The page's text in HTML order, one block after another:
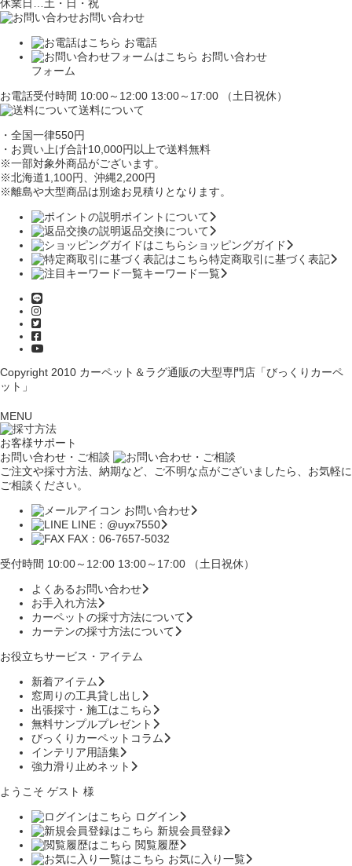
休業日…土・日・祝
お問い合わせ
お電話
お問い合わせ
フォーム
お電話受付時間 10:00～12:00 13:00～17:00 （土日祝休）
送料について
・全国一律550円
・お買い上げ合計10,000円 以上で送料無料
※一部対象外商品がございます。
※北海道1,100円
、沖縄2,200円
※離島や大型商品は別途お見積りとなります。
ポイントについて
返品交換について
ショッピングガイド
特定商取引に基づく表記
キーワード一覧
Copyright 2010 カーペット＆ラグ通販の大型専門店「びっくりカーペ
ット」
MENU
お客様サポート
お問い合わせ・ご相談
ご注文や採寸方法、納期など、ご不明な点がございましたら、お気軽に
ご相談ください。
お問い合わせ
LINE：@uyx7550
FAX：06-7657-5032
受付時間 10:00～12:00 13:00～17:00 （土日祝休）
よくあるお問い合わせ
お手入れ方法
カーペットの採寸方法について
カーテンの採寸方法について
お役立ちサービス・アイテム
新着アイテム
窓周りの工具貸し出し
出張採寸・施工はこちら
無料サンプルプレゼント
びっくりカーペットコラム
インテリア用語集
強力滑り止めネット
ようこそ ゲスト 様
ログイン
新規会員登録
閲覧履歴
お気に入り一覧